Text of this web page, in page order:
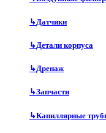
↳Датчики
↳Детали корпуса
↳Дренаж
↳Запчасти
↳Капиллярные